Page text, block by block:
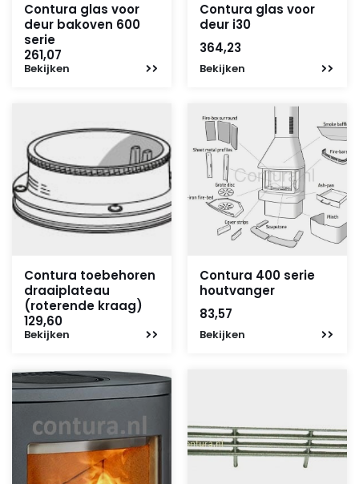
Contura glas voor
deur bakoven 600
serie
261,07
Bekijken
Contura glas voor
deur i30
364,23
Bekijken
Contura toebehoren
draaiplateau
(roterende kraag)
129,60
Bekijken
Contura 400 serie
houtvanger
83,57
Bekijken